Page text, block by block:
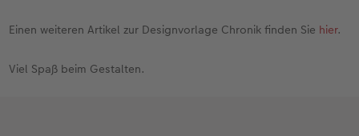
Einen weiteren Artikel zur Designvorlage Chronik finden Sie hier.
Viel Spaß beim Gestalten.